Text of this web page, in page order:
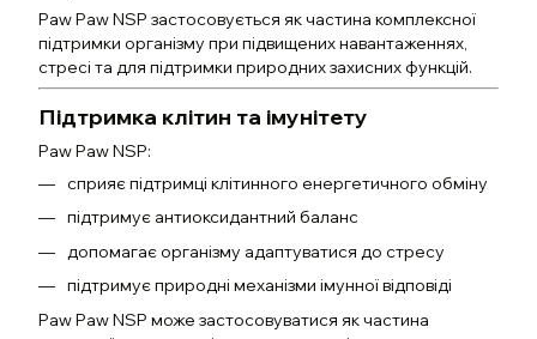
Paw Paw NSP застосовується як частина комплексної
підтримки організму при підвищених навантаженнях,
стресі та для підтримки природних захисних функцій.
Підтримка клітин та імунітету
Paw Paw NSP:
сприяє підтримці клітинного енергетичного обміну
підтримує антиоксидантний баланс
допомагає організму адаптуватися до стресу
підтримує природні механізми імунної відповіді
Paw Paw NSP може застосовуватися як частина